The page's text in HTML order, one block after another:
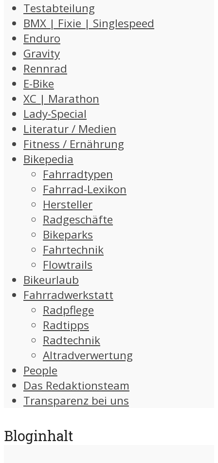
Testabteilung
BMX | Fixie | Singlespeed
Enduro
Gravity
Rennrad
E-Bike
XC | Marathon
Lady-Special
Literatur / Medien
Fitness / Ernährung
Bikepedia
Fahrradtypen
Fahrrad-Lexikon
Hersteller
Radgeschäfte
Bikeparks
Fahrtechnik
Flowtrails
Bikeurlaub
Fahrradwerkstatt
Radpflege
Radtipps
Radtechnik
Altradverwertung
People
Das Redaktionsteam
Transparenz bei uns
Bloginhalt